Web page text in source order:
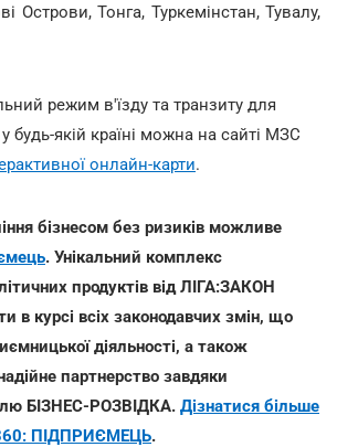
Острови, Тонга, Туркемінстан, Тувалу,
режим в'їзду та транзиту для
будь-якій країні можна на сайті МЗС
онлайн-карти.
бізнесом без ризиків можливе
. Унікальний комплекс
продуктів від ЛІГА:ЗАКОН
в курсі всіх законодавчих змін, що
діяльності, а також
партнерство завдяки
БІЗНЕС-РОЗВІДКА. Дізнатися більше
ПІДПРИЄМЕЦЬ.